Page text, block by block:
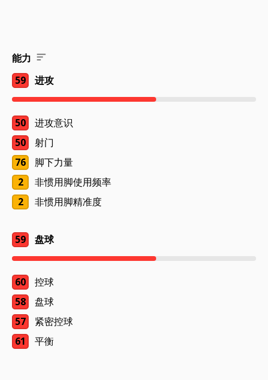
能力
59
进攻
50
进攻意识
50
射门
76
脚下力量
2
非惯用脚使用频率
2
非惯用脚精准度
59 盘球
60
控球
58
盘球
57
紧密控球
61
平衡